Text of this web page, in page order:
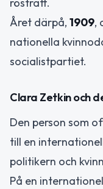
rösträtt.
Året därpå, 1909,
nationella
socialistpartiet.
Clara Zetkin och
Den person som
till en
politikern och
På en